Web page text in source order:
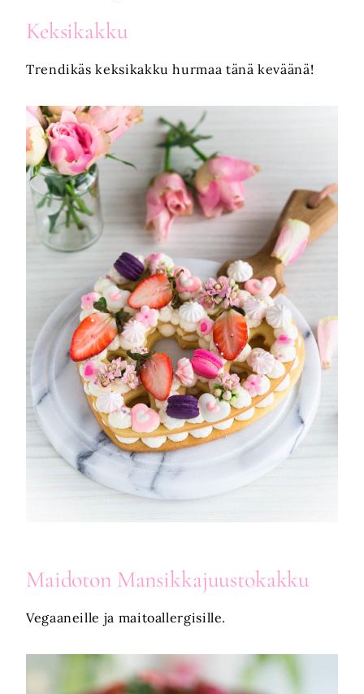
Keksikakku
Trendikäs keksikakku hurmaa tänä keväänä!
Maidoton Mansikkajuustokakku
Vegaaneille ja maitoallergisille.